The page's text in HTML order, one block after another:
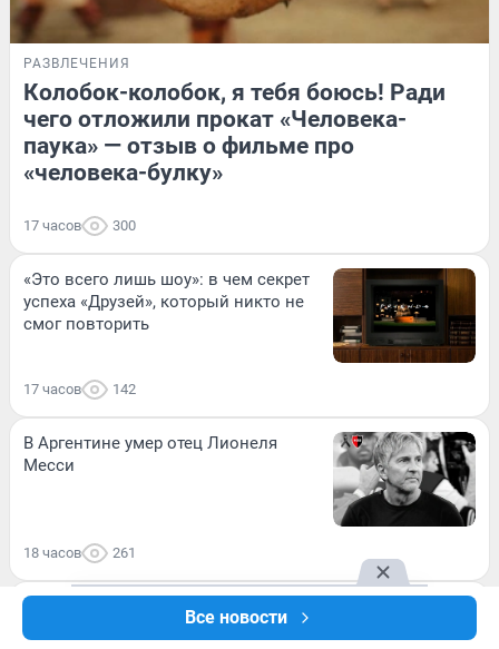
Все новости
РАЗВЛЕЧЕНИЯ
Колобок-колобок, я тебя боюсь! Ради
чего отложили прокат «Человека-
паука» — отзыв о фильме про
«человека-булку»
17 часов 300
«Это всего лишь шоу»: в чем секрет
успеха «Друзей», который никто не
смог повторить
17 часов 142
В Аргентине умер отец Лионеля
Месси
18 часов 261
В США рассекретили тайну падения
НЛО в Бразилии: внутри сферы